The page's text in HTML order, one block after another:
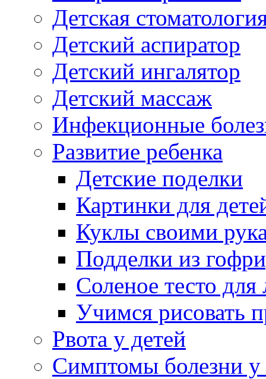
Детская
Детский аспиратор
Детский ингалятор
Детский массаж
Инфекционные
Развитие ребенка
Детские поделки
Картинки для
Куклы своими
Подделки из
Соленое тесто для
Учимся рисовать
Рвота у детей
Симптомы болезни у